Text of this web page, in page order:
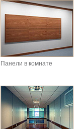
Панели в комнате